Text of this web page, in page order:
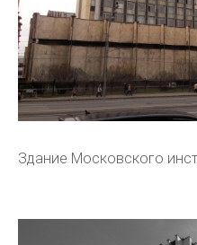
Здание Московского